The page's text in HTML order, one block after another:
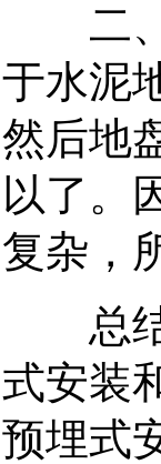
二、
于水泥
然后地
以了。
复杂，
总结
式安装
预埋式